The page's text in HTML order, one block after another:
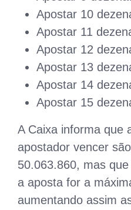
Apostar 10
Apostar 11
Apostar 12
Apostar 13
Apostar 14
Apostar 15
A Caixa informa que
apostador vencer
50.063.860, mas
a aposta for a
aumentando assim